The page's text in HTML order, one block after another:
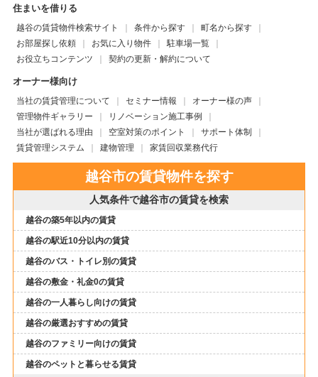
住まいを借りる
越谷の賃貸物件検索サイト 条件から探す
町名から探す
お部屋探し依頼
お気に入り物件
駐車場一覧
お役立ちコンテンツ
契約の更新・解約について
オーナー様向け
当社の賃貸管理について セミナー情報
オーナー様の声
管理物件ギャラリー
リノベーション施工事例
当社が選ばれる理由
空室対策のポイント
サポート体制
賃貸管理システム
建物管理 家賃回収業務代行
越谷市の賃貸物件を探す
人気条件で越谷市の賃貸を検索
越谷の築5年以内の賃貸
越谷の駅近10分以内の賃貸
越谷のバス・トイレ別の賃貸
越谷の敷金・礼金0の賃貸
越谷の一人暮らし向けの賃貸
越谷の厳選おすすめの賃貸
越谷のファミリー向けの賃貸
越谷のペットと暮らせる賃貸